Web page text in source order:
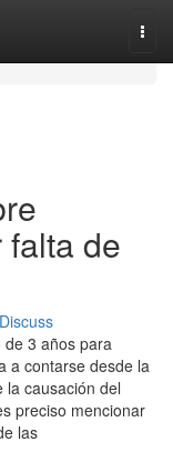
de
Discuss
3 años para
a contarse desde la
la causación del
preciso mencionar
las